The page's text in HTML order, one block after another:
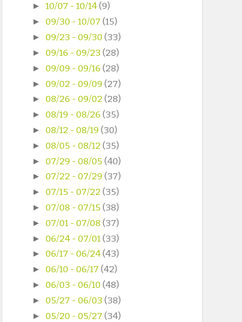
► 10/07 - 10/14(9)
► 09/30 - 10/07 (15)
► 09/23 - 09/30 (33)
► 09/16 - 09/23 (28)
► 09/09 - 09/16 (28)
► 09/02 - 09/09 (27)
► 08/26 - 09/02 (28)
► 08/19 - 08/26 (35)
► 08/12 - 08/19 (30)
► 08/05 - 08/12 (35)
► 07/29 - 08/05 (40)
► 07/22 - 07/29 (37)
► 07/15 - 07/22 (35)
► 07/08 - 07/15 (38)
► 07/01 - 07/08 (37)
► 06/24 - 07/01(33)
► 06/17 - 06/24(43)
► 06/10 - 06/17 (42)
► 06/03 - 06/10 (48)
► 05/27 - 06/03 (38)
► 05/20 - 05/27 (34)